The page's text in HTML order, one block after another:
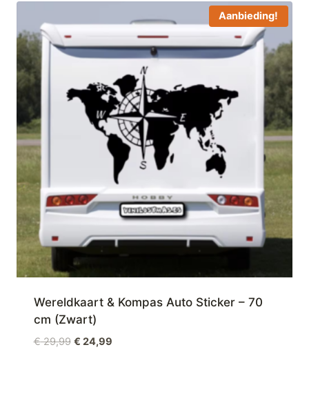
Aanbieding!
Wereldkaart & Kompas Auto Sticker – 70
cm (Zwart)
€29,99 Oorspronkelijke
€ 24,99Huidige